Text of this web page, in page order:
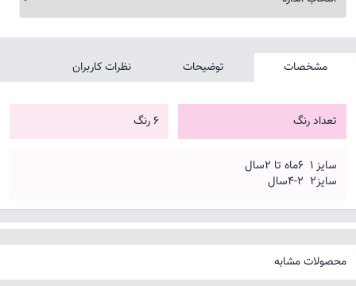
مشخصات توضیحات نظرات کاربران
تعداد رنگ 6 رنگ
سایز ۱ ۶ماه تا ۲سال
سایز۲ ۲-۴سال
محصولات مشابه